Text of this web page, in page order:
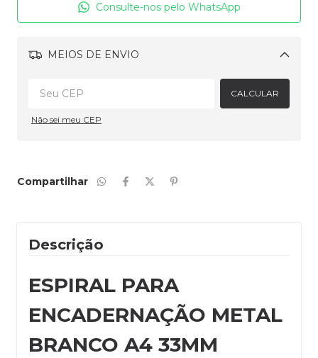
Consulte-nos pelo WhatsApp
MEIOS DE ENVIO
Alterar CEP
CALCULAR
Não sei meu CEP
Compartilhar
Descrição
ESPIRAL PARA
ENCADERNAÇÃO METAL
BRANCO A4 33MM